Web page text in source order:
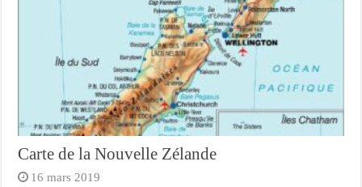
Carte de la Nouvelle Zélande
16 mars 2019